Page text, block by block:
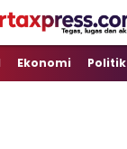
WartaXpress
Lugas dan Akurat
Ekonomi Politik